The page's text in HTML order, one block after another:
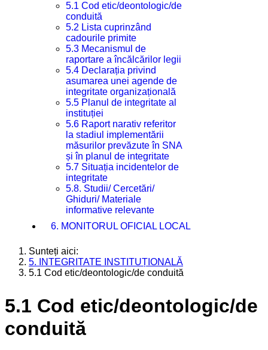
5.1 Cod etic/deontologic/de
conduită
5.2 Lista cuprinzând
cadourile primite
5.3 Mecanismul de
raportare a încălcărilor legii
5.4 Declarația privind
asumarea unei agende de
integritate organizațională
5.5 Planul de integritate al
instituției
5.6 Raport narativ referitor
la stadiul implementării
măsurilor prevăzute în SNA
și în planul de integritate
5.7 Situația incidentelor de
integritate
5.8. Studii/ Cercetări/
Ghiduri/ Materiale
informative relevante
6. MONITORUL OFICIAL LOCAL
Sunteți aici:
5. INTEGRITATE INSTITUȚIONALĂ
5.1 Cod etic/deontologic/de conduită
5.1 Cod etic/deontologic/de
conduită